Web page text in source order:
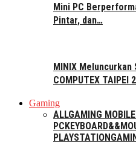
Mini PC
Pintar, dan…
MINIX
COMPUTEX TAIPEI
Gaming
ALLGAMING MOBILE
PC
PLAYSTATION